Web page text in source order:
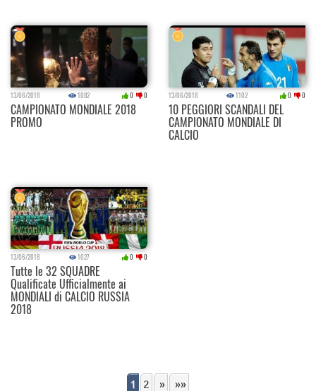
13/06/2018 1082 0 0
CAMPIONATO MONDIALE 2018
PROMO
13/06/2018 1102 0 0
10 PEGGIORI SCANDALI DEL
CAMPIONATO MONDIALE DI
CALCIO
13/06/2018 1027 0 0
Tutte le 32 SQUADRE
Qualificate Ufficialmente ai
MONDIALI di CALCIO RUSSIA
2018
1 2 » »»